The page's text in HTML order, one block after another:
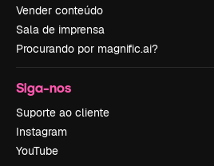
Vender conteúdo
Sala de imprensa
Procurando por magnific.ai?
Siga-nos
Suporte ao cliente
Instagram
YouTube